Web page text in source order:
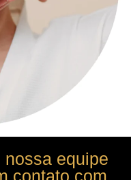
equipe
contato com